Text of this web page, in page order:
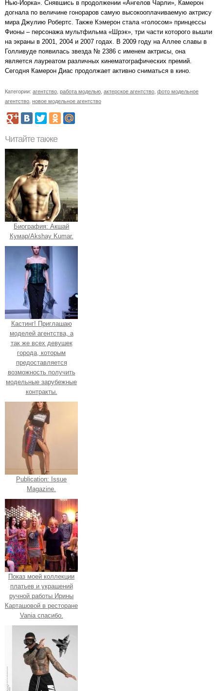
Нью-Йорка». Снявшись в продолжении «Ангелов Чарли», Камерон
догнала по величине гонораров самую высокооплачиваемую актрису
мира Джулию Робертс. Также Кэмерон стала «голосом» принцессы
Фионы – персонажа мультфильма «Шрэк», три части которого вышли
на экраны в 2001, 2004 и 2007 годах. В 2009 году на Аллее славы в
Голливуде появилась звезда № 2386 с именем актрисы, она
является лауреатом различных кинематографических премий.
Сегодня Камерон Диас продолжает активно сниматься в кино.
Категории: агентство работа моделью актерское агентство фото модельное
агентство новое модельное агентство
Читайте также
Биография: Акшай
Кумар/Akshay Kumar.
Кастинг! Приглашаю
моделей агентства, а
так же всех девушек
города, которым
предоставляется
возможность получить
модельные зарубежные
контракты.
Publication: Issue
Magazine.
Показ моей коллекции
платьев и украшений
ручной работы Ирины
Карташовой в ресторане
Vania спасибо.